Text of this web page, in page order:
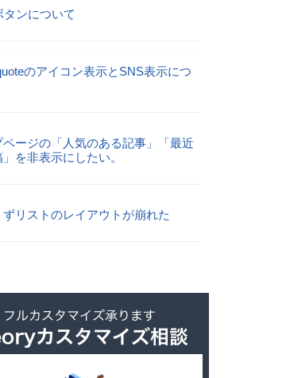
タンについて
のアイコン表示とSNS表示につ
ページの「人気のある記事」「最近
を非表示にしたい。
ずリストのレイアウトが崩れた